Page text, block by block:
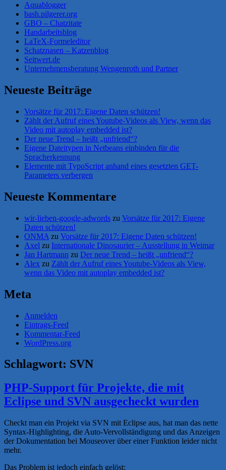
Aquablogger
bash.pilgerer.org
GBO – Chatzitate
Handarbeitsblog
LaTeX-Formeleditor
Schatznasen – Katzenblog
Seitwert.de
Unternehmensberatung Wengenroth und Partner
Neueste Beiträge
Vorsätze für 2017: Eigene Daten schützen!
Zählt der Aufruf eines Youtube-Videos als View, wenn das
Video mit autoplay embedded ist?
Der neue Trend – heißt „unfriend“?
Eigene Dateitypen in Netbeans einbinden für die
Spracherkennung
Elemente mit TypoScript anhand eines gesetzten GET-
Parameters verbergen
Neueste Kommentare
wir-lieben-google-adwords zu Vorsätze für 2017: Eigene
Daten schützen!
ONMA zu Vorsätze für 2017: Eigene Daten schützen!
Axel zu Internationale Dinosaurier – Ausstellung in Weimar
Jan Hartmann zu Der neue Trend – heißt „unfriend“?
Alex zu Zählt der Aufruf eines Youtube-Videos als View,
wenn das Video mit autoplay embedded ist?
Meta
Anmelden
Eintrags-Feed
Kommentar-Feed
WordPress.org
Schlagwort: SVN
PHP-Support für Projekte, die mit
Eclipse und SVN ausgecheckt wurden
Checkt man ein Projekt via SVN mit Eclipse aus, hat man das nette
Syntax-Highlighting, die Auto-Vervollständigung und das Anzeigen
der Dokumentation bei Mouseover über einer Funktion leider nicht
mehr.
Das Problem ist jedoch einfach gelöst: